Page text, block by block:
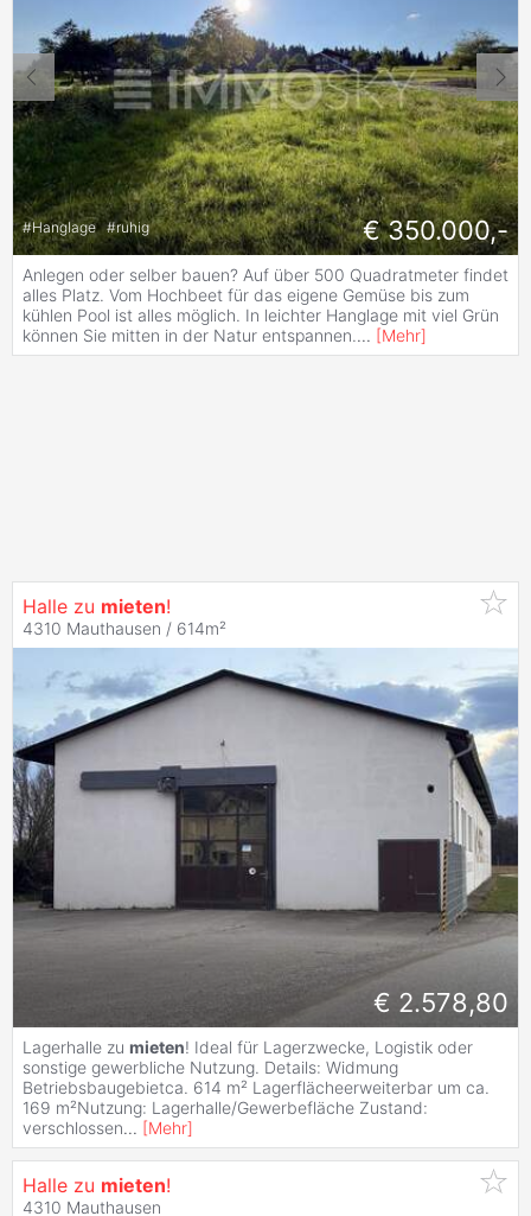
#Hanglage #ruhig € 350.000,-
Anlegen oder selber bauen? Auf über 500 Quadratmeter findet
alles Platz. Vom Hochbeet für das eigene Gemüse bis zum
kühlen Pool ist alles möglich. In leichter Hanglage mit viel Grün
können Sie mitten in der Natur entspannen.... [Mehr]
Halle zu mieten!
4310 Mauthausen / 614m²
€ 2.578,80
Lagerhalle zu mieten! Ideal für Lagerzwecke, Logistik oder
sonstige gewerbliche Nutzung. Details: Widmung
Betriebsbaugebietca. 614 m² Lagerflächeerweiterbar um ca.
169 m²Nutzung: Lagerhalle/Gewerbefläche Zustand:
verschlossen... [Mehr]
Halle zu mieten!
4310 Mauthausen